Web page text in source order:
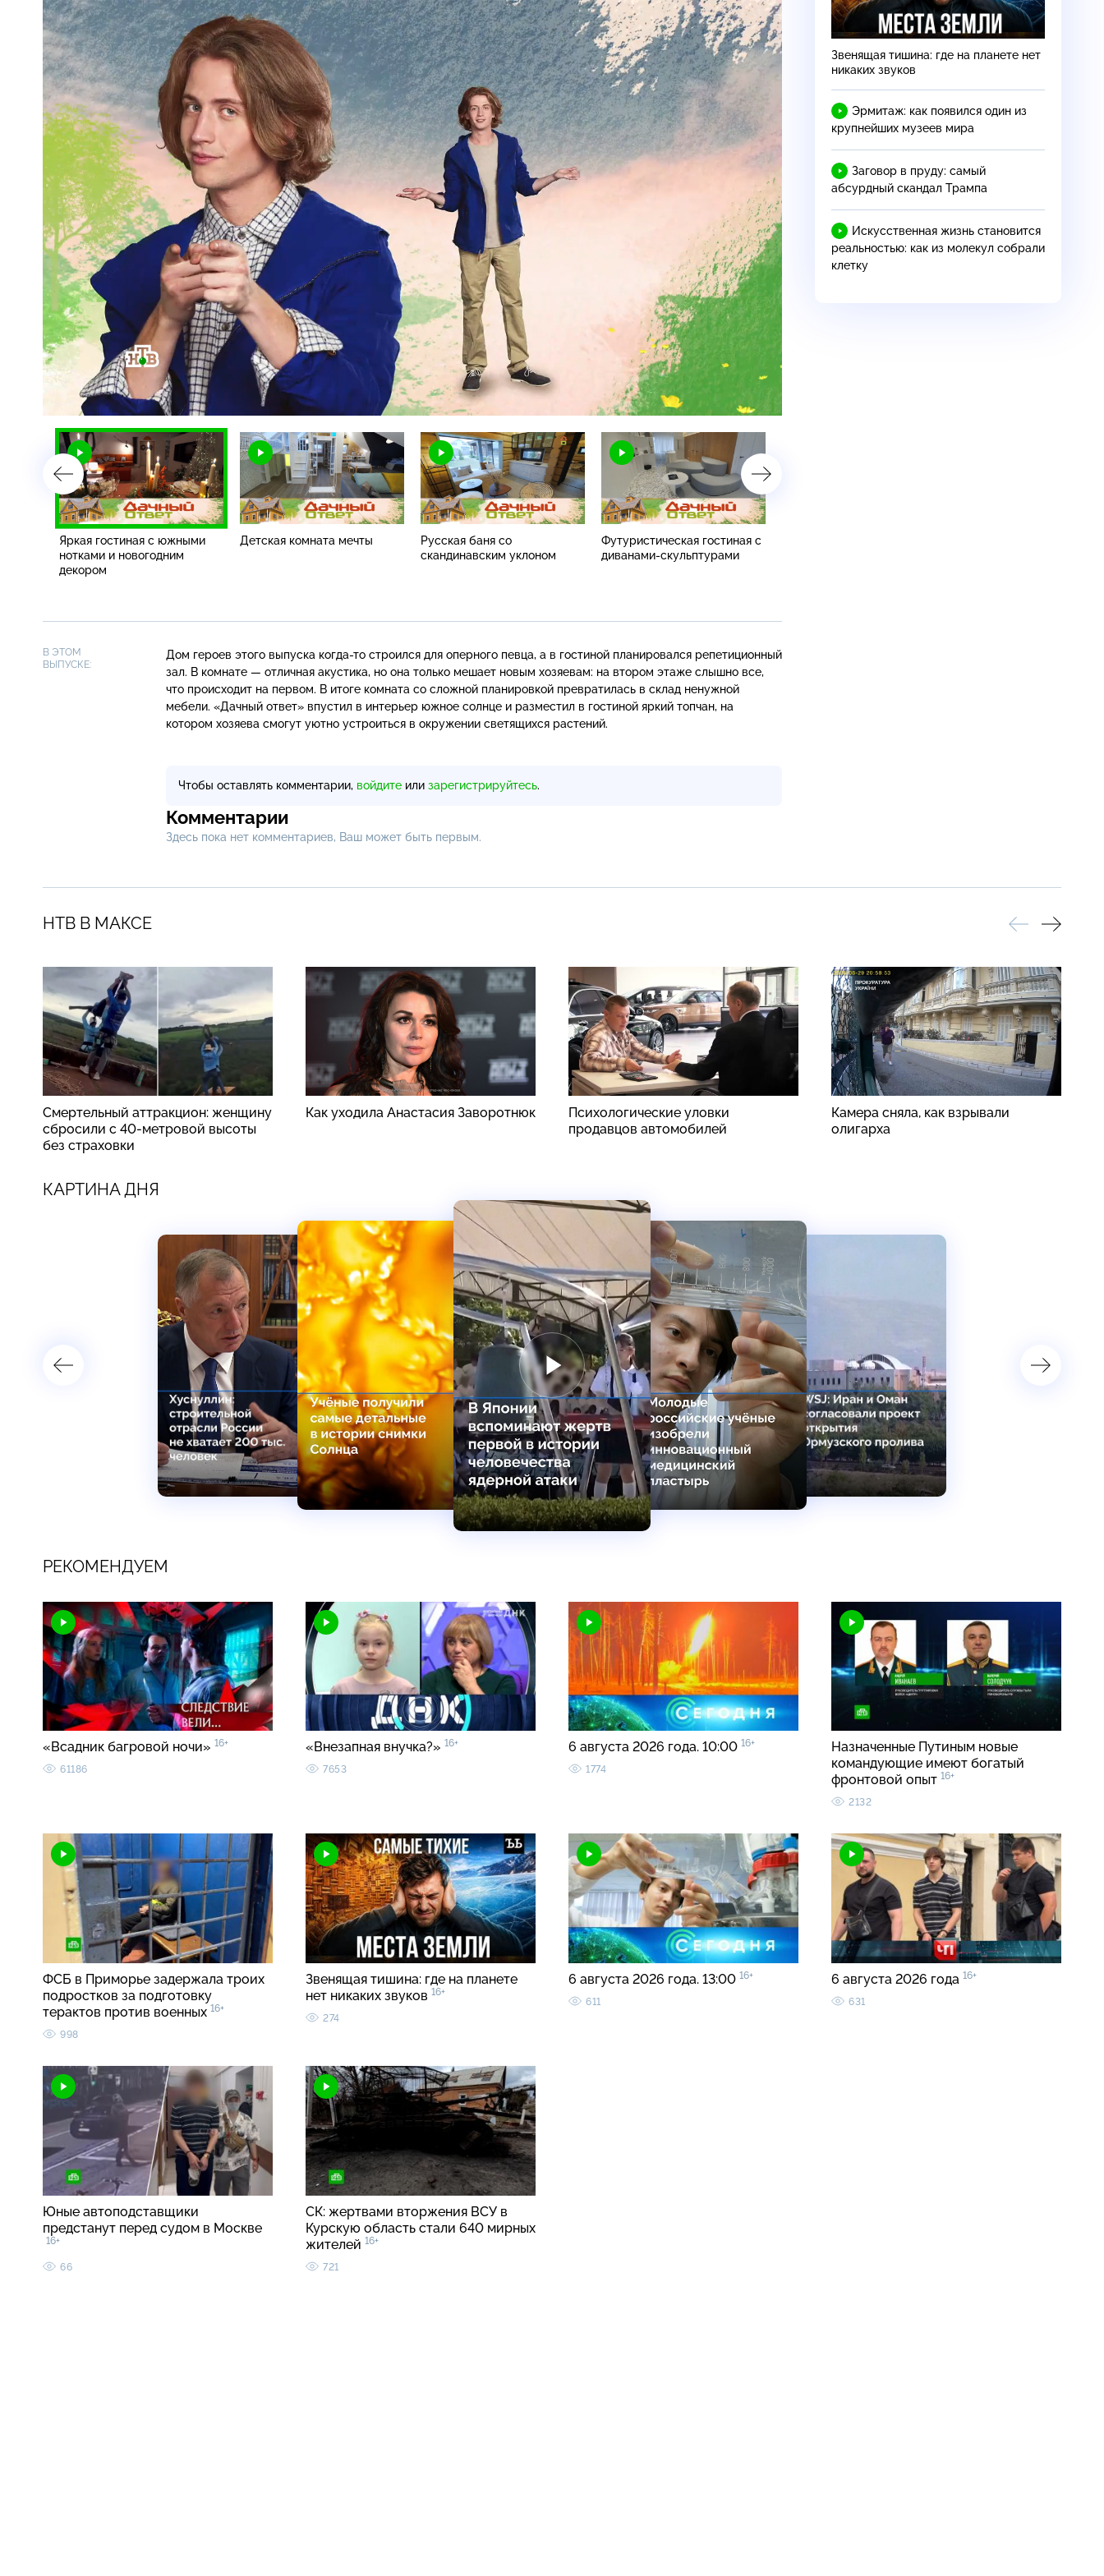
/
Загрузка:
Настройки
Яркая гостиная с южными
нотками и новогодним
декором
Детская комната мечты
Русская баня со
скандинавским уклоном
Футуристическая гостиная с
диванами-скульптурами
В ЭТОМ
ВЫПУСКЕ:
Дом героев этого выпуска когда-то строился для оперного певца, а в гостиной планировался репетиционный
зал. В комнате — отличная акустика, но она только мешает новым хозяевам: на втором этаже слышно все,
что происходит на первом. В итоге комната со сложной планировкой превратилась в склад ненужной
мебели. «Дачный ответ» впустил в интерьер южное солнце и разместил в гостиной яркий топчан, на
котором хозяева смогут уютно устроиться в окружении светящихся растений.
Чтобы оставлять комментарии, войдите или зарегистрируйтесь.
Комментарии
Здесь пока нет комментариев, Ваш может быть первым.
Звенящая тишина: где на планете нет
никаких звуков
Эрмитаж: как появился один из
крупнейших музеев мира
Заговор в пруду: самый
абсурдный скандал Трампа
Искусственная жизнь становится
реальностью: как из молекул собрали
клетку
НТВ В МАКСЕ
Смертельный аттракцион: женщину
сбросили с 40-метровой высоты
без страховки
Как уходила Анастасия Заворотнюк
Психологические уловки
продавцов автомобилей
Камера сняла, как взрывали
олигарха
КАРТИНА ДНЯ
РЕКОМЕНДУЕМ
«Всадник багровой ночи» 16+
61186
«Внезапная внучка?» 16+
7653
6 августа 2026 года. 10:00 16+
1774
Назначенные Путиным новые
командующие имеют богатый
фронтовой опыт 16+
2132
ФСБ в Приморье задержала троих
подростков за подготовку
терактов против военных 16+
998
Звенящая тишина: где на планете
нет никаких звуков 16+
274
6 августа 2026 года. 13:00 16+
611
6 августа 2026 года 16+
631
Юные автоподставщики
предстанут перед судом в Москве
16+
66
СК: жертвами вторжения ВСУ в
Курскую область стали 640 мирных
жителей 16+
721